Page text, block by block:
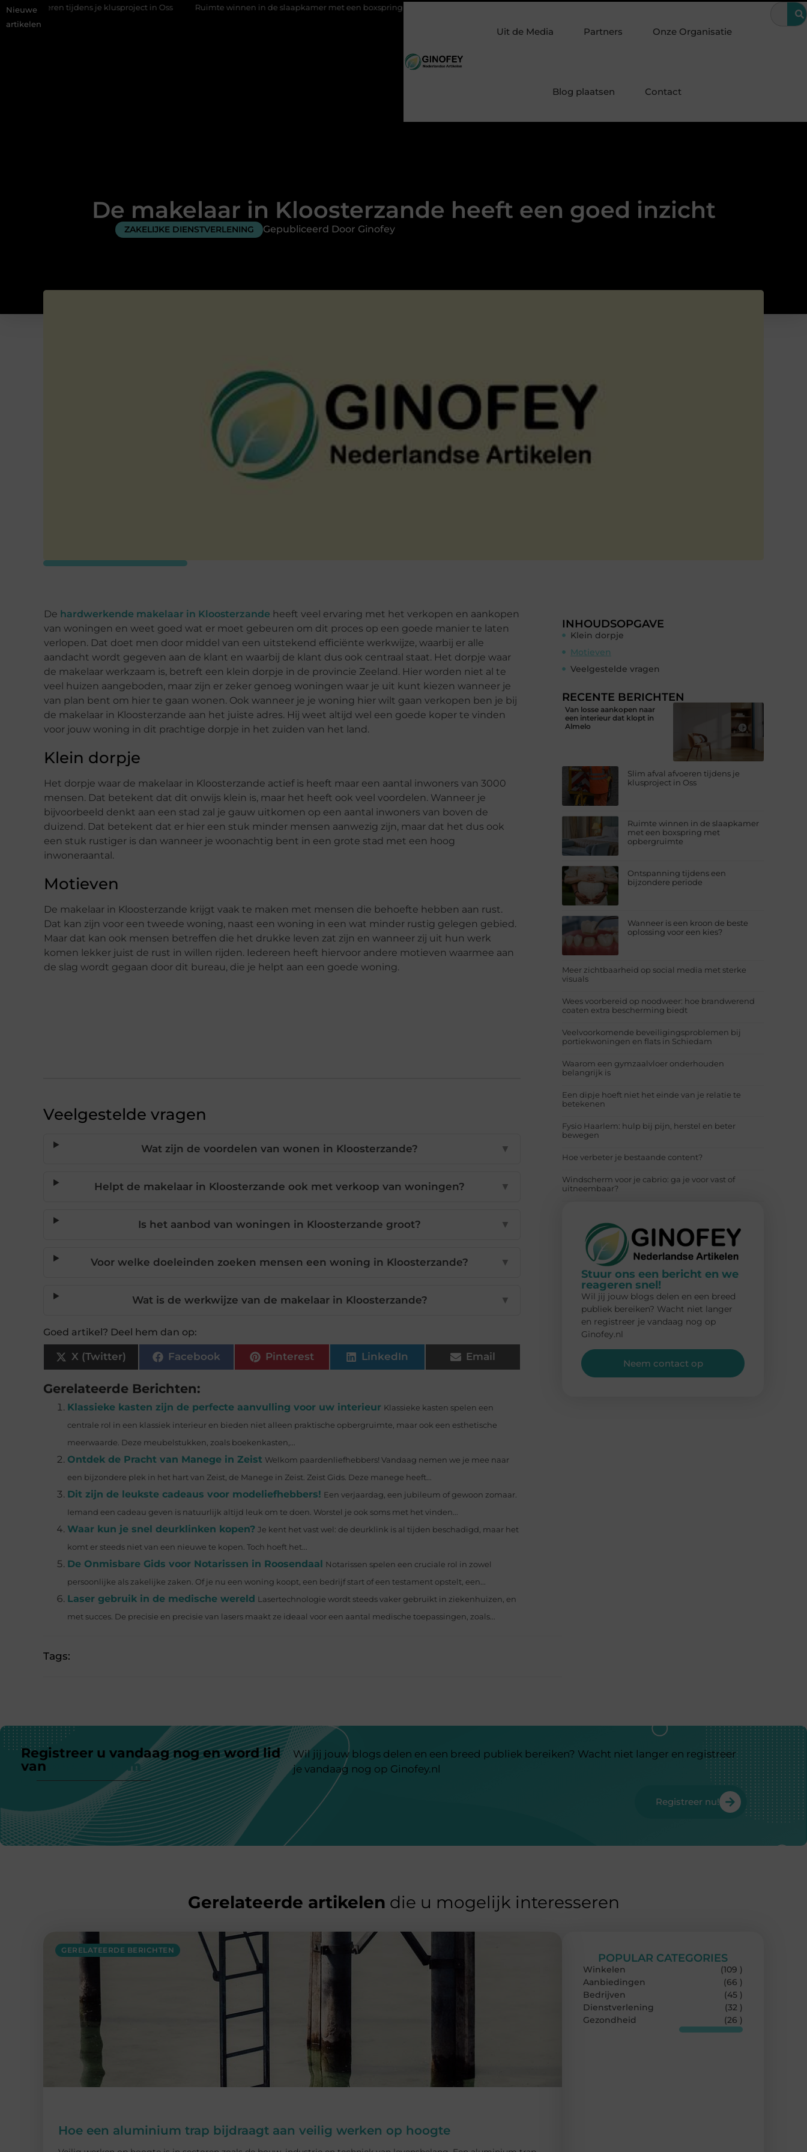
Nieuwe
artikelen
tijdens je klusproject in Oss Ruimte winnen in de slaapkamer met een boxspring met opbergruimte Wanneer is een kroon de beste oplossing
Uit de Media Partners Onze Organisatie
Blog plaatsen Contact
De makelaar in Kloosterzande heeft een goed inzicht
ZAKELIJKE DIENSTVERLENING Gepubliceerd Door Ginofey
De hardwerkende makelaar in Kloosterzande heeft veel ervaring met het verkopen en aankopen
van woningen en weet goed wat er moet gebeuren om dit proces op een goede manier te laten
verlopen. Dat doet men door middel van een uitstekend efficiënte werkwijze, waarbij er alle
aandacht wordt gegeven aan de klant en waarbij de klant dus ook centraal staat. Het dorpje waar
de makelaar werkzaam is, betreft een klein dorpje in de provincie Zeeland. Hier worden niet al te
veel huizen aangeboden, maar zijn er zeker genoeg woningen waar je uit kunt kiezen wanneer je
van plan bent om hier te gaan wonen. Ook wanneer je je woning hier wilt gaan verkopen ben je bij
de makelaar in Kloosterzande aan het juiste adres. Hij weet altijd wel een goede koper te vinden
voor jouw woning in dit prachtige dorpje in het zuiden van het land.
Klein dorpje
Het dorpje waar de makelaar in Kloosterzande actief is heeft maar een aantal inwoners van 3000
mensen. Dat betekent dat dit onwijs klein is, maar het heeft ook veel voordelen. Wanneer je
bijvoorbeeld denkt aan een stad zal je gauw uitkomen op een aantal inwoners van boven de
duizend. Dat betekent dat er hier een stuk minder mensen aanwezig zijn, maar dat het dus ook
een stuk rustiger is dan wanneer je woonachtig bent in een grote stad met een hoog
inwoneraantal.
Motieven
De makelaar in Kloosterzande krijgt vaak te maken met mensen die behoefte hebben aan rust.
Dat kan zijn voor een tweede woning, naast een woning in een wat minder rustig gelegen gebied.
Maar dat kan ook mensen betreffen die het drukke leven zat zijn en wanneer zij uit hun werk
komen lekker juist de rust in willen rijden. Iedereen heeft hiervoor andere motieven waarmee aan
de slag wordt gegaan door dit bureau, die je helpt aan een goede woning.
Veelgestelde vragen
Wat zijn de voordelen van wonen in Kloosterzande? ▼
Helpt de makelaar in Kloosterzande ook met verkoop van woningen? ▼
Is het aanbod van woningen in Kloosterzande groot? ▼
Voor welke doeleinden zoeken mensen een woning in Kloosterzande? ▼
Wat is de werkwijze van de makelaar in Kloosterzande? ▼
Goed artikel? Deel hem dan op:
X (Twitter) Facebook Pinterest LinkedIn Email
Gerelateerde Berichten:
Klassieke kasten zijn de perfecte aanvulling voor uw interieur Klassieke kasten spelen een
centrale rol in een klassiek interieur en bieden niet alleen praktische opbergruimte, maar ook een esthetische
meerwaarde. Deze meubelstukken, zoals boekenkasten,...
Ontdek de Pracht van Manege in Zeist Welkom paardenliefhebbers! Vandaag nemen we je mee naar
een bijzondere plek in het hart van Zeist, de Manege in Zeist. Zeist Gids. Deze manege heeft...
Dit zijn de leukste cadeaus voor modeliefhebbers! Een verjaardag, een jubileum of gewoon zomaar.
Iemand een cadeau geven is natuurlijk altijd leuk om te doen. Worstel je ook soms met het vinden...
Waar kun je snel deurklinken kopen? Je kent het vast wel: de deurklink is al tijden beschadigd, maar het
komt er steeds niet van een nieuwe te kopen. Toch hoeft het...
De Onmisbare Gids voor Notarissen in Roosendaal Notarissen spelen een cruciale rol in zowel
persoonlijke als zakelijke zaken. Of je nu een woning koopt, een bedrijf start of een testament opstelt, een...
Laser gebruik in de medische wereld Lasertechnologie wordt steeds vaker gebruikt in ziekenhuizen, en
met succes. De precisie en precisie van lasers maakt ze ideaal voor een aantal medische toepassingen, zoals...
Tags:
INHOUDSOPGAVE
Klein dorpje
Motieven
Veelgestelde vragen
RECENTE BERICHTEN
Van losse aankopen naar
een interieur dat klopt in
Almelo
Slim afval afvoeren tijdens je
klusproject in Oss
Ruimte winnen in de slaapkamer
met een boxspring met
opbergruimte
Ontspanning tijdens een
bijzondere periode
Wanneer is een kroon de beste
oplossing voor een kies?
Meer zichtbaarheid op social media met sterke
visuals
Wees voorbereid op noodweer: hoe brandwerend
coaten extra bescherming biedt
Veelvoorkomende beveiligingsproblemen bij
portiekwoningen en flats in Schiedam
Waarom een gymzaalvloer onderhouden
belangrijk is
Een dipje hoeft niet het einde van je relatie te
betekenen
Fysio Haarlem: hulp bij pijn, herstel en beter
bewegen
Hoe verbeter je bestaande content?
Windscherm voor je cabrio: ga je voor vast of
uitneembaar?
Stuur ons een bericht en we
reageren snel!
Wil jij jouw blogs delen en een breed
publiek bereiken? Wacht niet langer
en registreer je vandaag nog op
Ginofey.nl
Neem contact op
Registreer u vandaag nog en word lid
van
ons platform
Wil jij jouw blogs delen en een breed publiek bereiken? Wacht niet langer en registreer
je vandaag nog op Ginofey.nl
Registreer nu!
Gerelateerde artikelen die u mogelijk interesseren
GERELATEERDE BERICHTEN
Hoe een aluminium trap bijdraagt aan veilig werken op hoogte
POPULAR CATEGORIES
Winkelen
(109 )
Aanbiedingen
(66 )
Bedrijven
(45 )
Dienstverlening
(32 )
Gezondheid
(26 )